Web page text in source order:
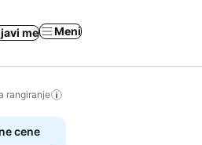
me Meni
rangiranje
cene